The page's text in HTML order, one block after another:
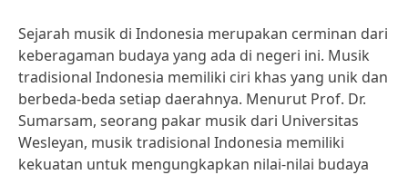
Sejarah musik di Indonesia merupakan cerminan dari
keberagaman budaya yang ada di negeri ini. Musik
tradisional Indonesia memiliki ciri khas yang unik dan
berbeda-beda setiap daerahnya. Menurut Prof. Dr.
Sumarsam, seorang pakar musik dari Universitas
Wesleyan, musik tradisional Indonesia memiliki
kekuatan untuk mengungkapkan nilai-nilai budaya